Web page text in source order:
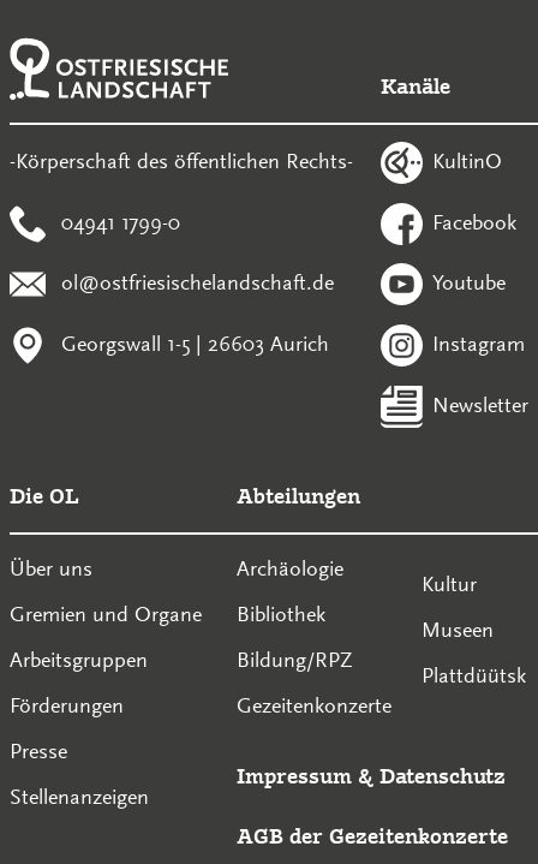
-Körperschaft des öffentlichen Rechts-
04941 1799-0
ol@ostfriesischelandschaft.de
Georgswall 1-5 | 26603 Aurich
Kanäle
KultinO
Facebook
Youtube
Instagram
Newsletter
Die OL
Über uns
Gremien und Organe
Arbeitsgruppen
Förderungen
Presse
Stellenanzeigen
Abteilungen
Archäologie
Bibliothek
Bildung/RPZ
Gezeitenkonzerte
Kultur
Museen
Plattdüütsk
Impressum & Datenschutz
AGB der Gezeitenkonzerte